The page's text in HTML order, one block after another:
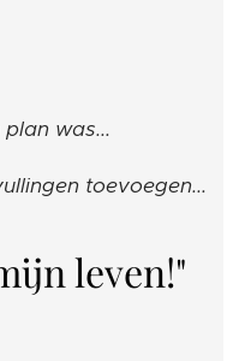
was...
toevoegen...
leven!"